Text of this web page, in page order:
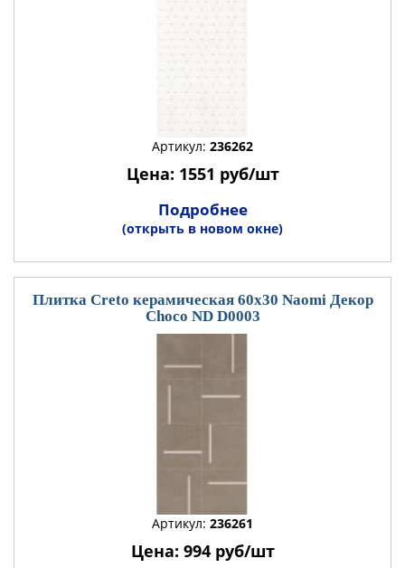
Артикул: 236262
Цена: 1551 руб/шт
Подробнее
(открыть в новом окне)
Плитка Creto керамическая 60x30 Naomi Декор
Choco ND D0003
Артикул: 236261
Цена: 994 руб/шт